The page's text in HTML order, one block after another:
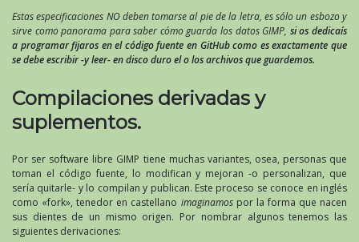
Estas especificaciones NO deben tomarse al pie de la letra, es sólo un esbozo y
sirve como panorama para saber cómo guarda los datos GIMP, si os dedicaís
a programar fijaros en el código fuente en GitHub como es exactamente que
se debe escribir -y leer- en disco duro el o los archivos que guardemos.
Compilaciones derivadas y
suplementos.
Por ser software libre GIMP tiene muchas variantes, osea, personas que
toman el código fuente, lo modifican y mejoran -o personalizan, que
sería quitarle- y lo compilan y publican. Este proceso se conoce en inglés
como «fork», tenedor en castellano imaginamos por la forma que nacen
sus dientes de un mismo origen. Por nombrar algunos tenemos las
siguientes derivaciones: